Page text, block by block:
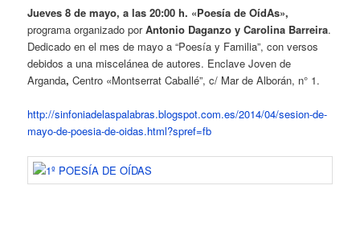
Jueves 8 de mayo, a las 20:00 h. «Poesía de OídAs»,
programa organizado porAntonio Daganzo y Carolina Barreira.
Dedicado en el mes de mayo a “Poesía y Familia”, con versos
debidos a una miscelánea de autores. Enclave Joven de
Arganda,Centro «Montserrat Caballé”, c/ Mar de Alborán, n° 1.
http://sinfoniadelaspalabras.blogspot.com.es/2014/04/sesion-de-
mayo-de-poesia-de-oidas.html?spref=fb